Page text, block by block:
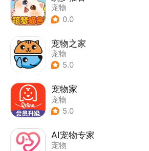
宠物
0.0
宠物之家
宠物
5.0
宠物家
宠物
5.0
AI宠物专家
宠物